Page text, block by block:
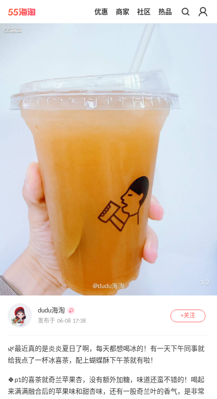
带你去官网买正品
优惠 商家 社区 热品
1/2
dudu海淘
发布于 06-08 17:38
+关注
🌿最近真的是炎炎夏日了啊，每天都想喝冰的！有一天下午同事就
给我点了一杯冰喜茶，配上蝴蝶酥下午茶就有啦！
🍀p1的喜茶就奇兰苹果杏，没有额外加糖，味道还蛮不错的！喝起
来满满融合后的苹果味和甜杏味，还有一股奇兰叶的香气，是非常